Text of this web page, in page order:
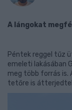
A lángokat
Péntek reggel tűz
emeleti lakásában
meg több forrás is.
tetőre is